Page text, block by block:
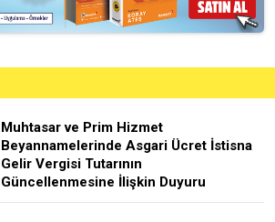
Muhtasar ve Prim Hizmet
Beyannamelerinde Asgari Ücret İstisna
Gelir Vergisi Tutarının
Güncellenmesine İlişkin Duyuru